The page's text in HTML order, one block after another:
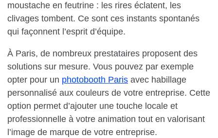
moustache en feutrine : les rires éclatent, les
clivages tombent. Ce sont ces instants spontanés
qui façonnent l’esprit d’équipe.
À Paris, de nombreux prestataires proposent des
solutions sur mesure. Vous pouvez par exemple
opter pour un photobooth Paris avec habillage
personnalisé aux couleurs de votre entreprise. Cette
option permet d’ajouter une touche locale et
professionnelle à votre animation tout en valorisant
l’image de marque de votre entreprise.